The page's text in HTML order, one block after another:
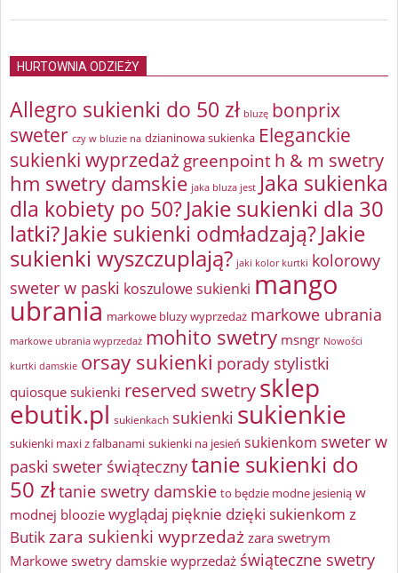
HURTOWNIA ODZIEŻY
Allegro sukienki do 50 zł bluzę bonprix
sweter czy w bluzie na dzianinowa sukienka Eleganckie
sukienki wyprzedaż greenpointh & m swetry
hm swetry damskie jaka bluza jest Jaka sukienka
dla kobiety po 50?Jakie sukienki dla 30
latki?Jakie sukienki odmładzają?Jakie
sukienki wyszczuplają? jaki kolor kurtki kolorowy
sweter w paski koszulowe sukienki mango
ubrania markowe bluzy wyprzedaż markowe ubrania
markowe ubrania wyprzedaż mohito swetry msngr Nowości
kurtki damskie orsay sukienki porady stylistki
quiosque sukienki reserved swetrysklep
ebutik.pl sukienkach sukienki sukienkie
sukienki maxi z falbanami sukienki na jesień sukienkom sweter w
paski sweter świątecznytanie sukienki do
50 złtanie swetry damskie to będzie modne jesienią w
modnej bloozie wyglądaj pięknie dzięki sukienkom z
Butikzara sukienki wyprzedażzara swetrym
Markowe swetry damskie wyprzedaż świąteczne swetry